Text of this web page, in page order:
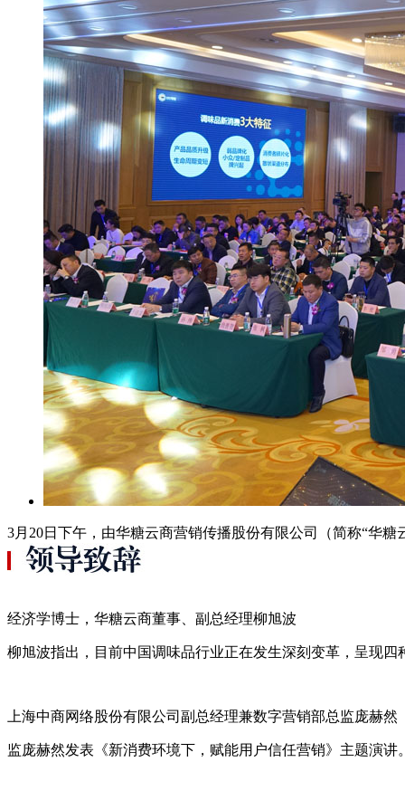
3月20日下午，由华糖云商营销传播股份有限公司（简称“华
经济学博士，华糖云商董事、副总经理柳旭波
柳旭波指出，目前中国调味品行业正在发生深刻变革，呈现四
上海中商网络股份有限公司副总经理兼数字营销部总监庞赫然
监庞赫然发表《新消费环境下，赋能用户信任营销》主题演讲